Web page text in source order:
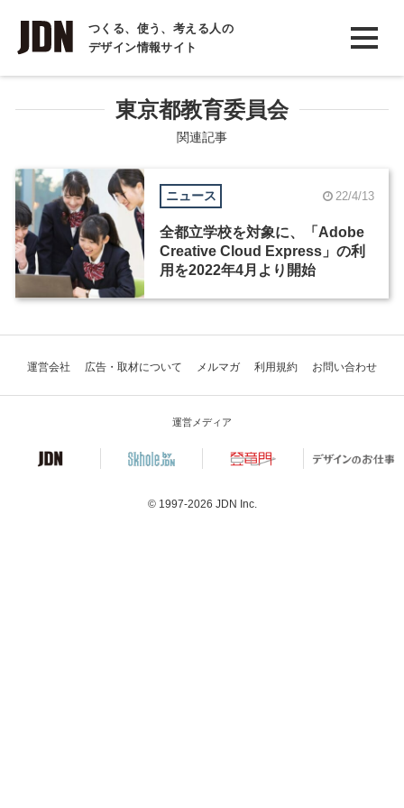
つくる、使う、考える人の
デザイン情報サイト
INTERVIEW
インタビュー
REPORT
COLUMN
コラム
東京都教育委員会
関連記事
ニュース 22/4/13
全都立学校を対象に、「Adobe
Creative Cloud Express」の利
用を2022年4月より開始
運営会社 広告・取材について メルマガ 利用規約 お問い合わせ
運営メディア
© 1997-2026 JDN Inc.